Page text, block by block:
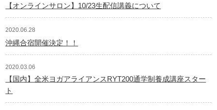
【オンラインサロン】10/23生配信講義について
2020.06.28
沖縄合宿開催決定！！
2020.03.06
【国内】全米ヨガアライアンスRYT200通学制養成講座スター
ト